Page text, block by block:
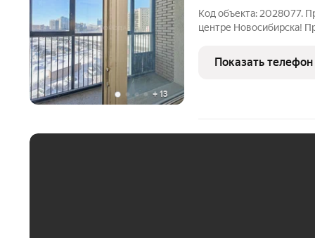
+ 13
Код объекта: 2028077.
центре Новосибирска!
«Расцветай» одного из топ-5 застройщиков Новосибирска.
Качество, репутация и
Показать телефон